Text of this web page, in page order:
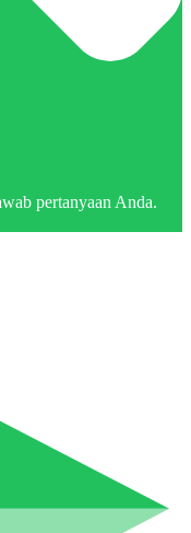
pertanyaan Anda.